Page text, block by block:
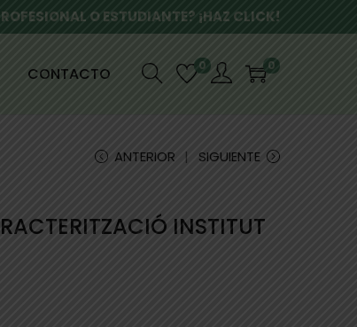
O ESTUDIANTE? ¡HAZ CLICK!
CONTACTO 0 0
ANTERIOR SIGUIENTE
INSTITUT